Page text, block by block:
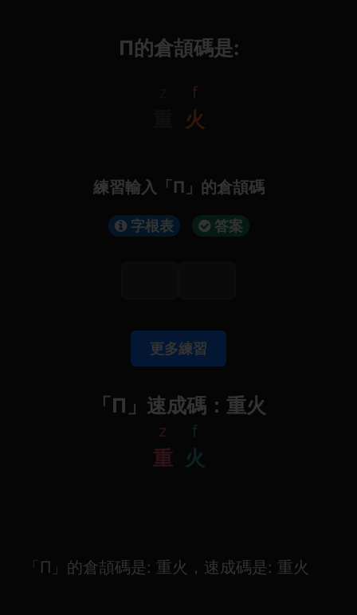
Π的倉頡碼是:
f
火
練習輸入「Π」的倉頡碼
字根表 答案
更多練習
「Π」速成碼：重火
z
重
f
火
「Π」的倉頡碼是: 重火，速成碼是: 重火